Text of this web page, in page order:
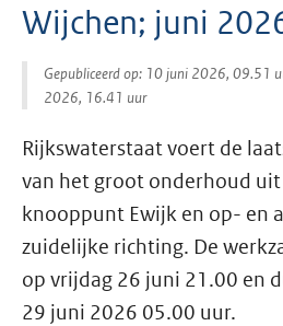
Wijchen; juni
Gepubliceerd op: 10 juni 2026, 09.51
2026, 16.41 uur
Rijkswaterstaat voert de
van het groot onderhoud uit
knooppunt Ewijk en op- en
zuidelijke richting. De
op vrijdag 26 juni 21.00 en
29 juni 2026 05.00 uur.